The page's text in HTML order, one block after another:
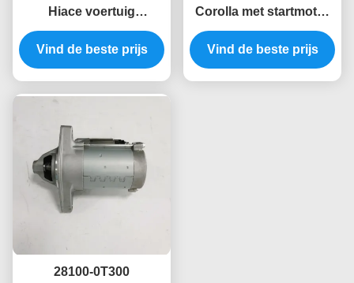
Hiace voertuig
startmotor vervanging
28100-0Y120
Vind de beste prijs
Corolla met startmotor
Starter 28100-0T330
Vind de beste prijs
28100-0T300